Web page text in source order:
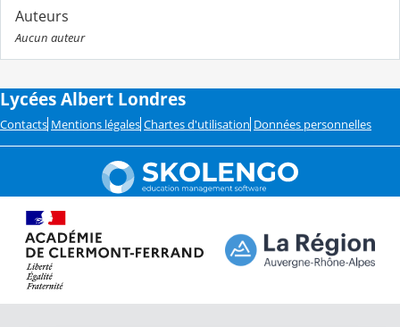
Auteurs
Aucun auteur
Lycées Albert Londres
Contacts Mentions légales Chartes d'utilisation Données personnelles